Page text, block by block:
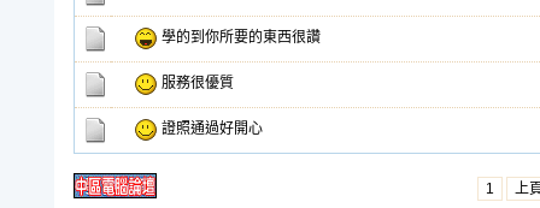
學的到你所要的東西很讚
服務很優質
證照通過好開心
1 上